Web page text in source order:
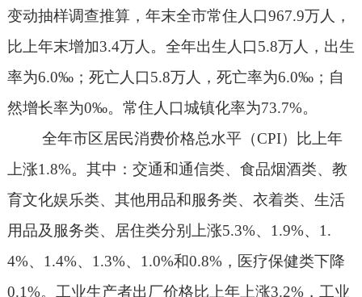
变动抽样调查推算，年末全市常住人口967.9万人，
比上年末增加3.4万人。全年出生人口5.8万人，出生
率为6.0‰；死亡人口5.8万人，死亡率为6.0‰；自
然增长率为0‰。常住人口城镇化率为73.7%。
全年市区居民消费价格总水平（CPI）比上年
上涨1.8%。其中：交通和通信类、食品烟酒类、教
育文化娱乐类、其他用品和服务类、衣着类、生活
用品及服务类、居住类分别上涨5.3%、 1.9%、 1.
4%、 1.4%、 1.3%、 1.0%和0.8%，医疗保健类下降
0.1%。工业生产者出厂价格比上年上涨3.2%，工业